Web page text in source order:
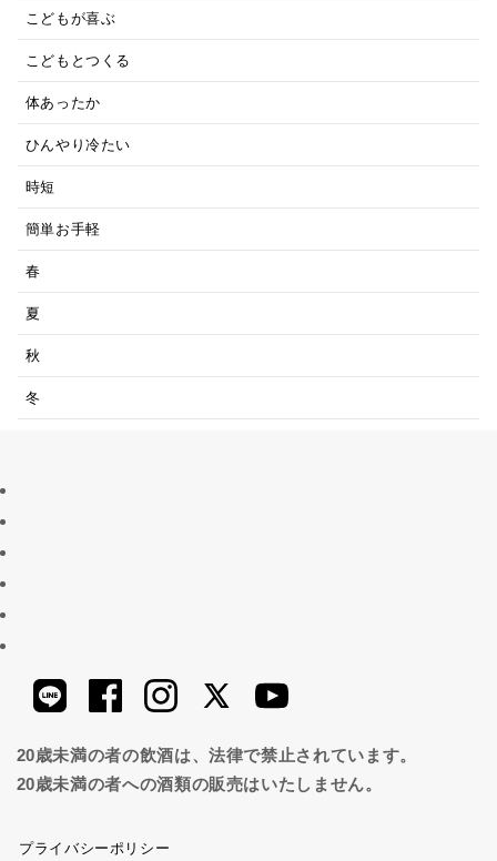
こどもが喜ぶ
こどもとつくる
体あったか
ひんやり冷たい
時短
簡単お手軽
春
夏
秋
冬
20歳未満の者の飲酒は、法律で禁止されています。
20歳未満の者への酒類の販売はいたしません。
プライバシーポリシー